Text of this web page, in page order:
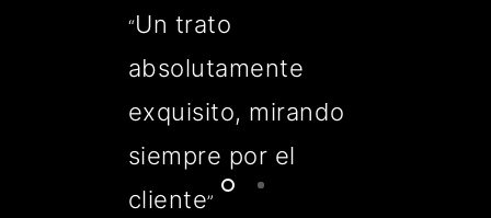
“Un trato
absolutamente
exquisito, mirando
siempre por el
cliente”